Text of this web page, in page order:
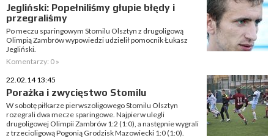
Jegliński: Popełniliśmy głupie błędy i
przegraliśmy
Po meczu sparingowym Stomilu Olsztyn z drugoligową
Olimpią Zambrów wypowiedzi udzielił pomocnik Łukasz
Jegliński.
Komentarzy: 0 »
22.02.14 13:45
Porażka i zwycięstwo Stomilu
W sobotę piłkarze pierwszoligowego Stomilu Olsztyn
rozegrali dwa mecze sparingowe. Najpierw ulegli
drugoligowej Olimpii Zambrów 1:2 (1:0), a następnie wygrali
z trzecioligową Pogonią Grodzisk Mazowiecki 1:0 (1:0).